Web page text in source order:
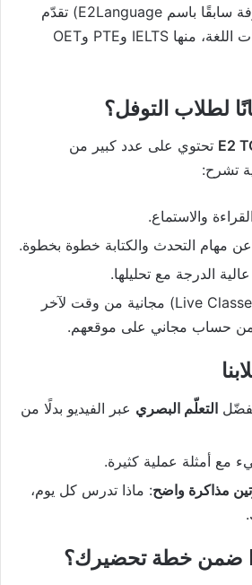
(المعروفة سابقًا باسم E2Language) تقدّم
دورات لكثير من اختبارات اللغة، منها IELTS وPTE وOET
E2 تحتوي على عدد كبير من
تشرح:
والاستماع.
عن مهام التحدث والكتابة خطوة بخطوة.
الدرجة مع تحليلها.
دروس مباشرة (Live Classes) مجانية من وقت لآخر
حساب مجاني على موقعهم.
التعلّم البصري عبر الفيديو بدلًا من
مع أمثلة عملية كثيرة.
مذاكرة واضح: ماذا تدرس كل يوم،